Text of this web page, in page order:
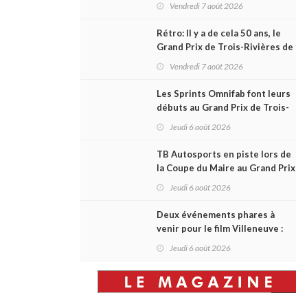
Vendredi 7 août 2026
Rétro: Il y a de cela 50 ans, le
Grand Prix de Trois-Rivières de
1976
Vendredi 7 août 2026
Les Sprints Omnifab font leurs
débuts au Grand Prix de Trois-
Rivières avec un format inspiré
Jeudi 6 août 2026
TB Autosports en piste lors de
la Coupe du Maire au Grand Prix
de Trois-Rivières
Jeudi 6 août 2026
Deux événements phares à
venir pour le film Villeneuve :
L'ascension d'une légende (+
Jeudi 6 août 2026